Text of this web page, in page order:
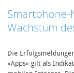
Wachstum
Die
»Apps« gilt als